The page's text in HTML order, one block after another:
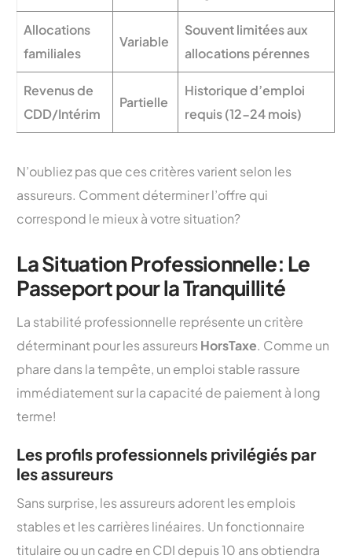
Allocations
familiales
Variable
Souvent limitées aux
allocations pérennes
Revenus de
CDD/Intérim
Partielle
Historique d’emploi
requis (12-24 mois)
N’oubliez pas que ces critères varient selon les
assureurs. Comment déterminer l’offre qui
correspond le mieux à votre situation?
La Situation Professionnelle: Le
Passeport pour la Tranquillité
La stabilité professionnelle représente un critère
déterminant pour les assureursHorsTaxe. Comme un
phare dans la tempête, un emploi stable rassure
immédiatement sur la capacité de paiement à long
terme!
Les profils professionnels privilégiés par
les assureurs
Sans surprise, les assureurs adorent les emplois
stables et les carrières linéaires. Un fonctionnaire
titulaire ou un cadre en CDI depuis 10 ans obtiendra